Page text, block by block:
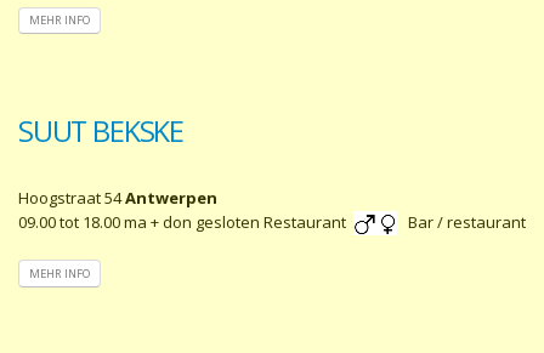
MEHR INFO
SUUT BEKSKE
Hoogstraat 54Antwerpen
09.00 tot 18.00 ma + don gesloten Restaurant
Bar / restaurant
MEHR INFO